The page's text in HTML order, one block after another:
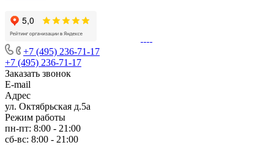
+7 (495) 236-71-17
+7 (495) 236-71-17
Заказать звонок
E-mail
Адрес
ул. Октябрьская д.5а
Режим работы
пн-пт: 8:00 - 21:00
сб-вс: 8:00 - 21:00